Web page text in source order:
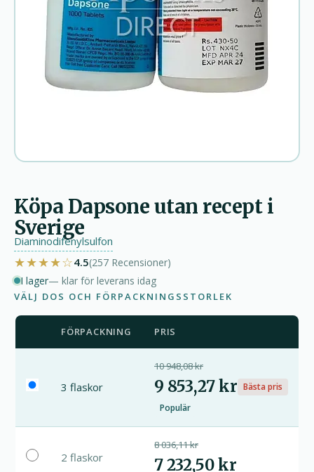
Köpa Dapsone utan recept i
Sverige
Diaminodifenylsulfon
★★★★☆4.5(257 Recensioner)
I lager— klar för leverans idag
VÄLJ DOS OCH FÖRPACKNINGSSTORLEK
FÖRPACKNING PRIS
3 flaskor
10 948,08 kr
9 853,27 kr Bästa pris
Populär
2 flaskor
8 036,11 kr
7 232,50 kr